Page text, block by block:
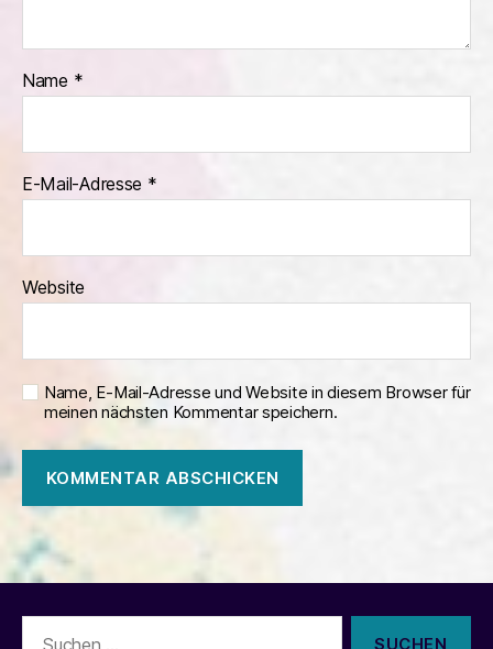
Name *
E-Mail-Adresse *
Website
Name, E-Mail-Adresse und Website in diesem Browser für
meinen nächsten Kommentar speichern.